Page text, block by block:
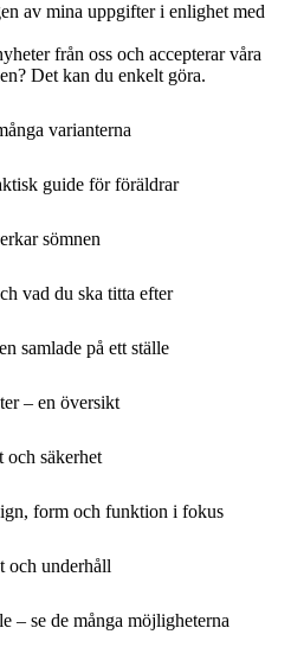
av mina uppgifter i enlighet med
från oss och accepterar våra
Det kan du enkelt göra.
varianterna
guide för föräldrar
sömnen
vad du ska titta efter
samlade på ett ställe
– en översikt
och säkerhet
form och funktion i fokus
och underhåll
– se de många möjligheterna